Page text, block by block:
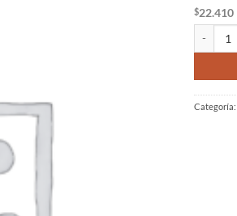
$22.410
Categoría: